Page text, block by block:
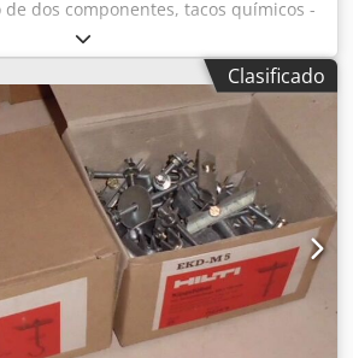
dos componentes, tacos químicos -
industriales grapas tipo HIT-HY
piezas Mortero de inyección
pieza -Dimensiones de transporte:
Tfg Ro Ak Tsk -Peso: 0,8 kg/ud.
Clasificado